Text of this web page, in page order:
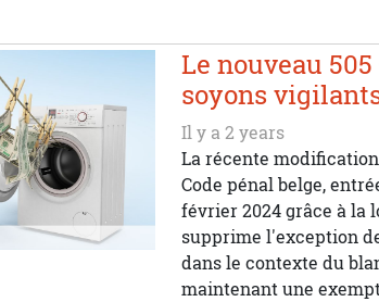
Le nouveau
soyons
Il y a 2 years
La récente
Code pénal belge,
février 2024 grâce à la
supprime l'exception
dans le contexte du
maintenant une